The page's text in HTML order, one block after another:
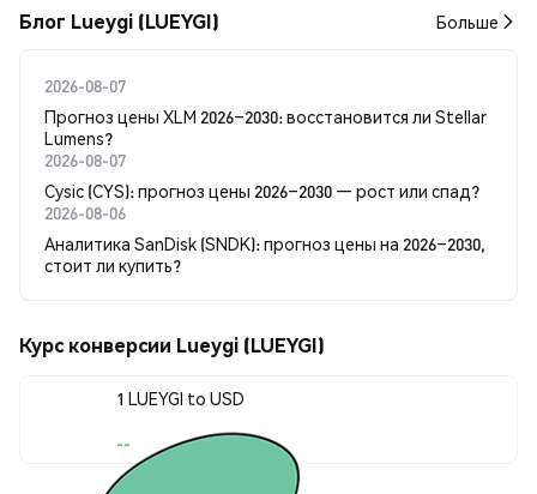
Блог Lueygi (LUEYGI) Больше
2026-08-07
Прогноз цены XLM 2026–2030: восстановится ли Stellar
Lumens?
2026-08-07
Cysic (CYS): прогноз цены 2026–2030 — рост или спад?
2026-08-06
Аналитика SanDisk (SNDK): прогноз цены на 2026–2030,
стоит ли купить?
Курс конверсии Lueygi (LUEYGI)
1 LUEYGI to USD
--